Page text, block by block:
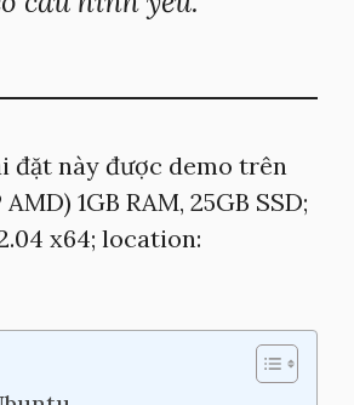
đặt này được demo trên
1GB RAM, 25GB SSD;
x64; location: